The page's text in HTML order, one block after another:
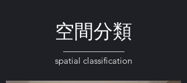
​空間分類
———————
spatial classification